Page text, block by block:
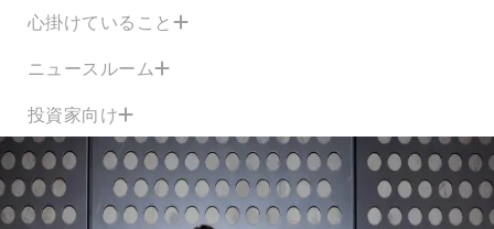
心掛けていること
ニュースルーム
投資家向け